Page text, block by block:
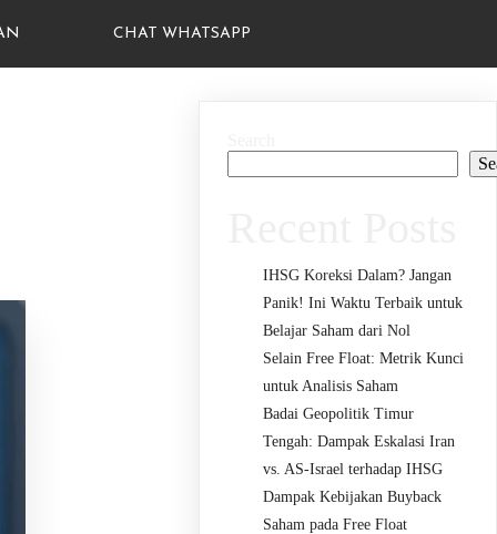
CHAT WHATSAPP
IHSG Koreksi Dalam? Jangan
Panik! Ini Waktu Terbaik untuk
Belajar Saham dari Nol
Selain Free Float: Metrik Kunci
untuk Analisis Saham
Badai Geopolitik Timur
Tengah: Dampak Eskalasi Iran
vs. AS-Israel terhadap IHSG
Dampak Kebijakan Buyback
Saham pada Free Float